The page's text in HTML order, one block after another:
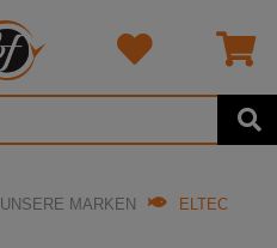
UNSERE MARKEN ELTEC